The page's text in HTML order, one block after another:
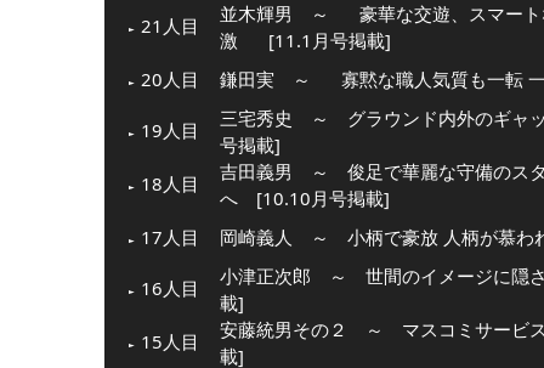
21人目
並木輝男 ～
豪華な交遊、スマー
激
[11.1月号掲載]
20人目
鎌田実 ～ 寡黙な職人気質も一転
19人目
三宅秀史 ～ グラウンド内外のギャ
号掲載]
18人目
吉田義男 ～ 俊足で華麗な守備のス
へ [10.10月号掲載]
17人目
岡崎義人 ～ 小柄で豪放 人柄が慕わ
16人目
小津正次郎 ～ 世間のイメージに隠
載]
15人目
安藤統男その２ ～ マスコミサービ
載]